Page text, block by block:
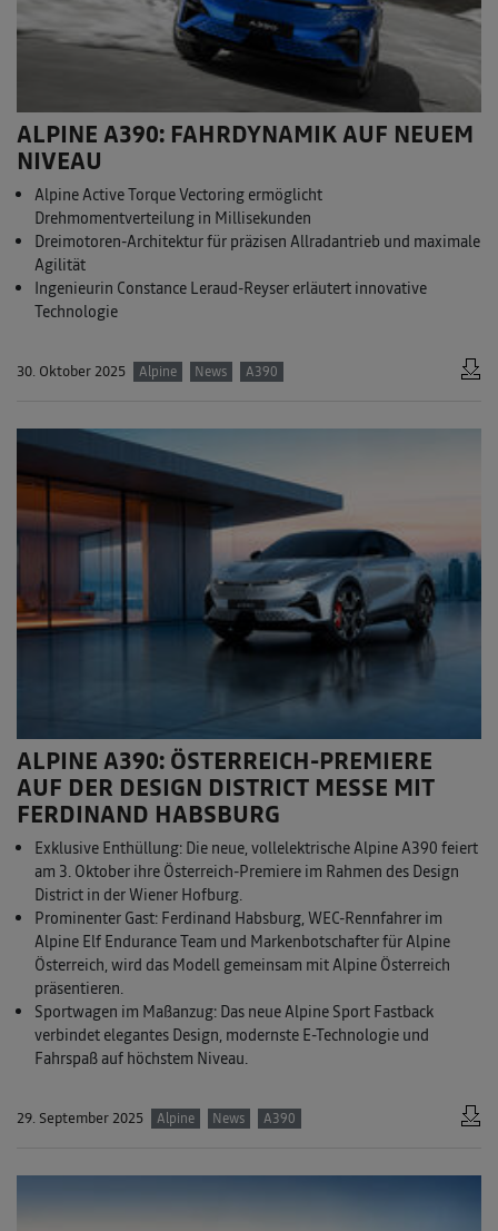
ALPINE A390: FAHRDYNAMIK AUF NEUEM
NIVEAU
Alpine Active Torque Vectoring ermöglicht
Drehmomentverteilung in Millisekunden
Dreimotoren-Architektur für präzisen Allradantrieb und maximale
Agilität
Ingenieurin Constance Leraud-Reyser erläutert innovative
Technologie
30. Oktober 2025 Alpine News A390
ALPINE A390: ÖSTERREICH-PREMIERE
AUF DER DESIGN DISTRICT MESSE MIT
FERDINAND HABSBURG
Exklusive Enthüllung: Die neue, vollelektrische Alpine A390 feiert
am 3. Oktober ihre Österreich-Premiere im Rahmen des Design
District in der Wiener Hofburg.
Prominenter Gast: Ferdinand Habsburg, WEC-Rennfahrer im
Alpine Elf Endurance Team und Markenbotschafter für Alpine
Österreich, wird das Modell gemeinsam mit Alpine Österreich
präsentieren.
Sportwagen im Maßanzug: Das neue Alpine Sport Fastback
verbindet elegantes Design, modernste E-Technologie und
Fahrspaß auf höchstem Niveau.
29. September 2025 Alpine News A390